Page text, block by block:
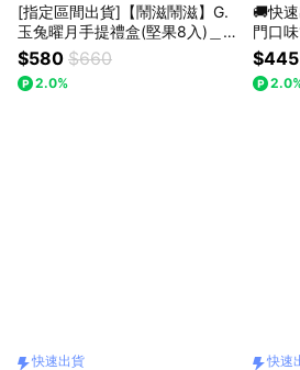
[指定區間出貨]【鬧滋鬧滋】G.
玉兔曜月手提禮盒(堅果8入)＿大
膽翻玩．創意堅果＿獨家口味_中
秋禮盒_企業送禮
$580 $660
2.0%
🚚快
門口
生日
茶
$445
快速出貨 快速